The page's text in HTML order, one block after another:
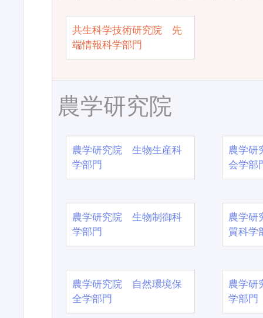
共生科学技術研究院 先
端情報科学部門
農学研究院
農学研究院 生物生産科
学部門
農学
会学部
農学研究院 生物制御科
学部門
農学
質科学
農学研究院 自然環境保
全学部門
農学
学部門